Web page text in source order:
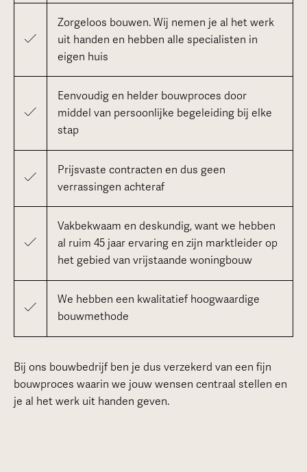
Zorgeloos bouwen. Wij nemen je al het werk
uit handen en hebben alle specialisten in
eigen huis
Eenvoudig en helder bouwproces door
middel van persoonlijke begeleiding bij elke
stap
Prijsvaste contracten en dus geen
verrassingen achteraf
Vakbekwaam en deskundig, want we hebben
al ruim 45 jaar ervaring en zijn marktleider op
het gebied van vrijstaande woningbouw
We hebben een kwalitatief hoogwaardige
bouwmethode
Bij ons bouwbedrijf ben je dus verzekerd van een fijn
bouwproces waarin we jouw wensen centraal stellen en
je al het werk uit handen geven.